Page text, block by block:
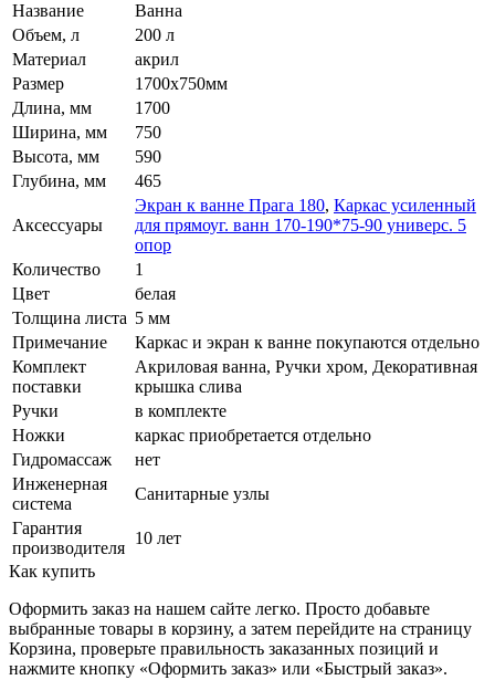
Название
Ванна
Объем, л
200 л
Материал
акрил
Размер
1700x750мм
Длина, мм
1700
Ширина, мм
750
Высота, мм
590
Глубина, мм
465
Аксессуары
Экран к ванне Прага 180, Каркас усиленный
для прямоуг. ванн 170-190*75-90 универс. 5
опор
Количество
1
Цвет
белая
Толщина листа 5 мм
Примечание
Каркас и экран к ванне покупаются отдельно
Комплект
поставки
Акриловая ванна, Ручки хром, Декоративная
крышка слива
Ручки
в комплекте
Ножки
каркас приобретается отдельно
Гидромассаж
нет
Инженерная
система
Санитарные узлы
Гарантия
производителя
10 лет
Как купить
Оформить заказ на нашем сайте легко. Просто добавьте
выбранные товары в корзину, а затем перейдите на страницу
Корзина, проверьте правильность заказанных позиций и
нажмите кнопку «Оформить заказ» или «Быстрый заказ».